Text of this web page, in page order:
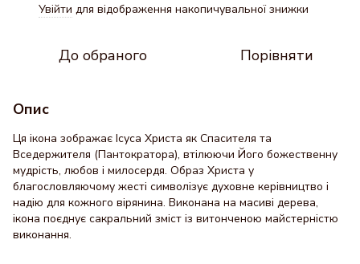
Увійти для відображення накопичувальної знижки
До обраного Порівняти
Опис
Ця ікона зображає Ісуса Христа як Спасителя та
Вседержителя (Пантократора), втілюючи Його божественну
мудрість, любов і милосердя. Образ Христа у
благословляючому жесті символізує духовне керівництво і
надію для кожного вірянина. Виконана на масиві дерева,
ікона поєднує сакральний зміст із витонченою майстерністю
виконання.